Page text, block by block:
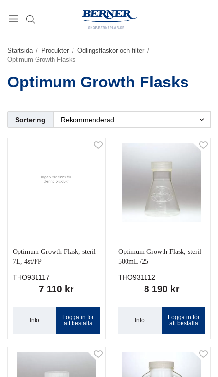
Startsida / Produkter / Odlingsflaskor och filter /
Optimum Growth Flasks
Optimum Growth Flasks
Sortering
Optimum Growth Flask, steril
7L, 4st/FP
THO931117
7 110 kr
Info
Logga in för
att beställa
Optimum Growth Flask, steril
500mL /25
THO931112
8 190 kr
Info
Logga in för
att beställa